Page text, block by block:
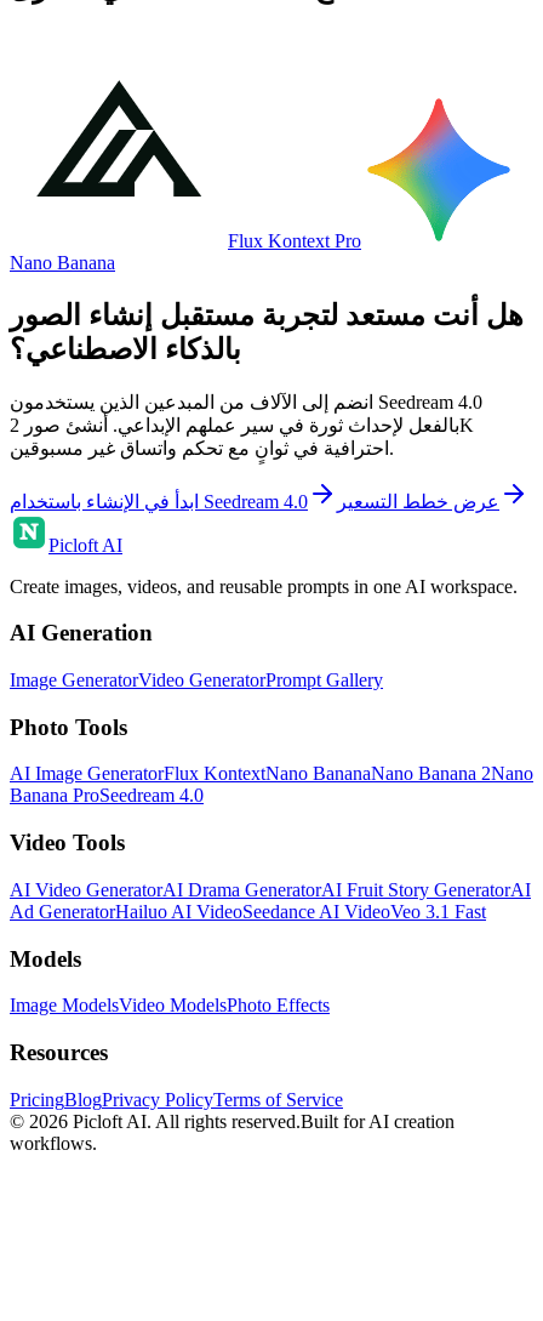
Flux Kontext Pro
Nano Banana
هل أنت مستعد لتجربة مستقبل إنشاء الصور
بالذكاء الاصطناعي؟
انضم إلى الآلاف من المبدعين الذين يستخدمون Seedream 4.0
بالفعل لإحداث ثورة في سير عملهم الإبداعي. أنشئ صور 2K
احترافية في ثوانٍ مع تحكم واتساق غير مسبوقين.
ابدأ في الإنشاء باستخدام Seedream 4.0 عرض خطط التسعير
Picloft AI
Create images, videos, and reusable prompts in one AI workspace.
AI Generation
Image GeneratorVideo GeneratorPrompt Gallery
Photo Tools
AI Image GeneratorFlux KontextNano BananaNano Banana 2Nano
Banana ProSeedream 4.0
Video Tools
AI Video GeneratorAI Drama GeneratorAI Fruit Story GeneratorAI
Ad GeneratorHailuo AI VideoSeedance AI VideoVeo 3.1 Fast
Models
Image ModelsVideo ModelsPhoto Effects
Resources
PricingBlogPrivacy PolicyTerms of Service
© 2026 Picloft AI. All rights reserved.Built for AI creation
workflows.